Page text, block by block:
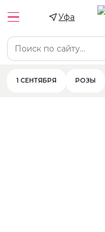
Уфа
1 СЕНТЯБРЯ РОЗЫ
Фильтры